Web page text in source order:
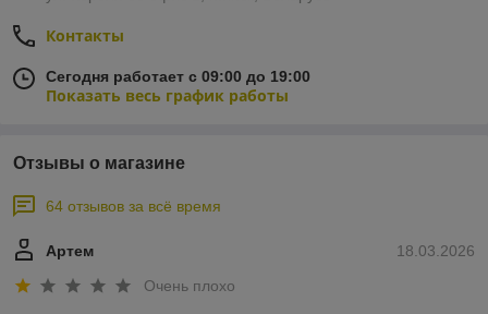
Контакты
Сегодня работает с 09:00 до 19:00
Показать весь график работы
Отзывы о магазине
64 отзывов за всё время
18.03.2026
Артем
Очень плохо